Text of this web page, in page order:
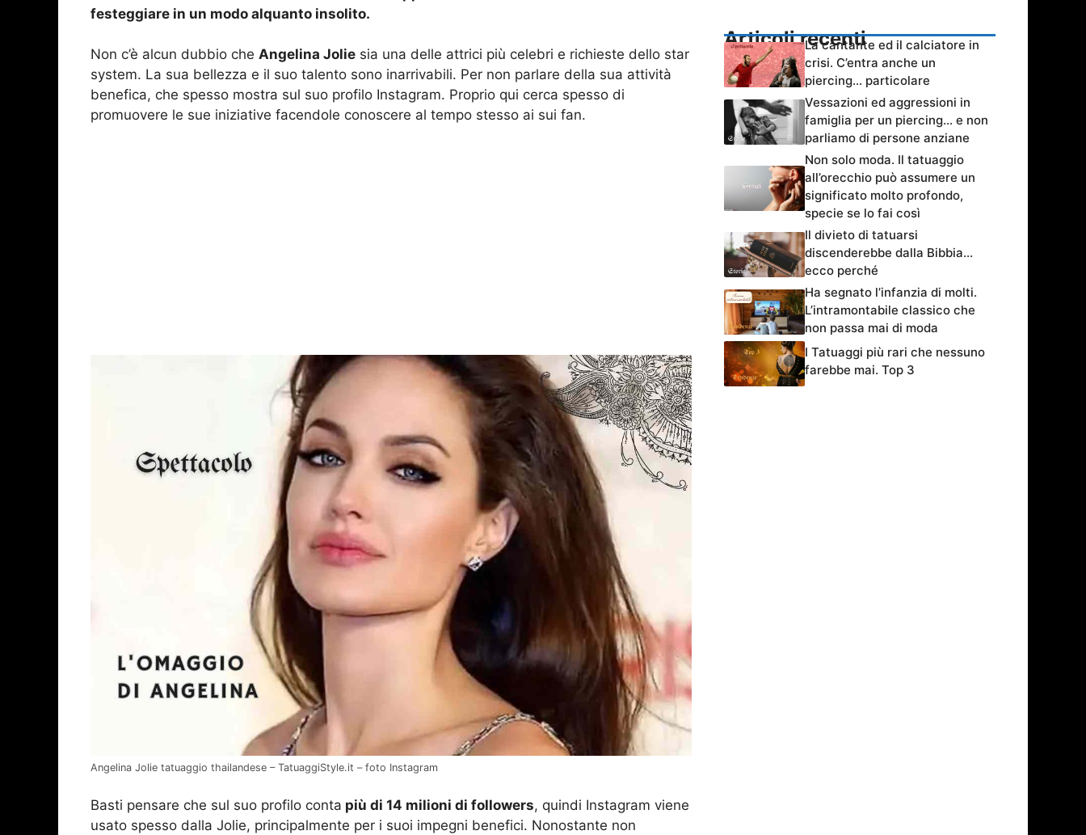
festeggiare in un modo alquanto insolito.
Non c’è alcun dubbio che Angelina Jolie sia una delle attrici più celebri e richieste dello star
system. La sua bellezza e il suo talento sono inarrivabili. Per non parlare della sua attività
benefica, che spesso mostra sul suo profilo Instagram. Proprio qui cerca spesso di
promuovere le sue iniziative facendole conoscere al tempo stesso ai sui fan.
Angelina Jolie tatuaggio thailandese – TatuaggiStyle.it – foto Instagram
Basti pensare che sul suo profilo conta più di 14 milioni di followers, quindi Instagram viene
usato spesso dalla Jolie, principalmente per i suoi impegni benefici. Nonostante non
Articoli recentiLa cantante ed il calciatore in
crisi. C’entra anche un
piercing… particolare
Vessazioni ed aggressioni in
famiglia per un piercing… e non
parliamo di persone anziane
Non solo moda. Il tatuaggio
all’orecchio può assumere un
significato molto profondo,
specie se lo fai così
Il divieto di tatuarsi
discenderebbe dalla Bibbia…
ecco perché
Ha segnato l’infanzia di molti.
L’intramontabile classico che
non passa mai di moda
I Tatuaggi più rari che nessuno
farebbe mai. Top 3